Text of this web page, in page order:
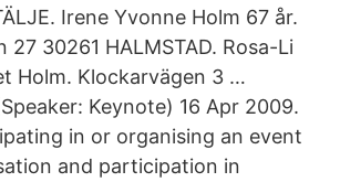
Irene Yvonne Holm 67 år.
27 30261 HALMSTAD. Rosa-Li
Holm. Klockarvägen 3 …
Keynote) 16 Apr 2009.
in or organising an event
and participation in